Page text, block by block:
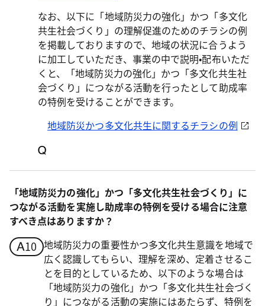
なお、以下に「地域防災力の強化」かつ「多文化
共生社会づくり」の理解促進のためのチラシの例
を掲載しておりますので、地域の状況に合うよう
に加工していただき、事業の中で説明•配布いただ
くと、「地域防災力の強化」かつ「多文化共生社
会づくり」につながる活動を行ったとして助成率
の特例を受けることができます。
地域防災かつ多文化共生に関するチラシの例
「地域防災力の強化」かつ「多文化共生社会づくり」に
つながる活動を実施し助成率の特例を受ける場合に注意
すべき点はありますか？
地域防災力の重要性かつ多文化共生意識を地域で
広く認識してもらい、理解を深め、定着させるこ
とを目的としているため、以下のような場合は
「地域防災力の強化」かつ「多文化共生社会づく
り」につながる活動の実施にはあたらず、特例を